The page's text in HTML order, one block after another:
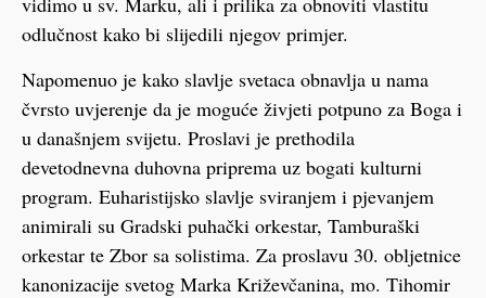
odlučnost kako bi slijedili njegov primjer.
Napomenuo je kako slavlje svetaca obnavlja u nama
čvrsto uvjerenje da je moguće živjeti potpuno za Boga i
u današnjem svijetu. Proslavi je prethodila
devetodnevna duhovna priprema uz bogati kulturni
program. Euharistijsko slavlje sviranjem i pjevanjem
animirali su Gradski puhački orkestar, Tamburaški
orkestar te Zbor sa solistima. Za proslavu 30. obljetnice
kanonizacije svetog Marka Križevčanina, mo. Tihomir